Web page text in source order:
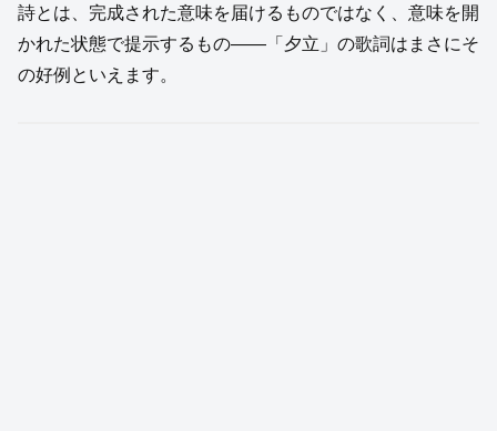
詩とは、完成された意味を届けるものではなく、意味を開
かれた状態で提示するもの——「夕立」の歌詞はまさにそ
の好例といえます。